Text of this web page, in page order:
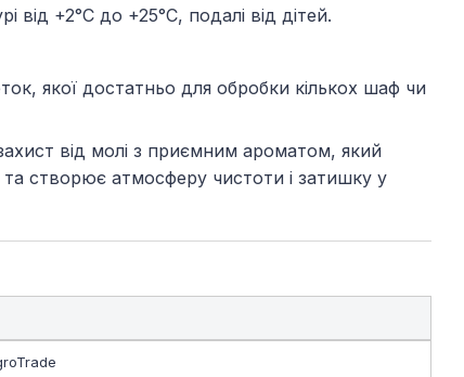
від +2°C до +25°C, подалі від дітей.
якої достатньо для обробки кількох шаф чи
від молі з приємним ароматом, який
створює атмосферу чистоти і затишку у